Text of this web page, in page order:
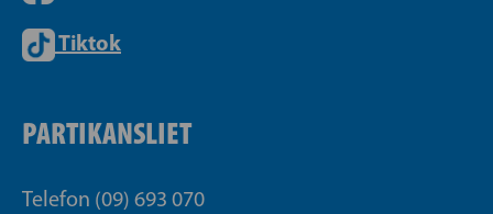
Tiktok
PARTIKANSLIET
Telefon (09) 693 070